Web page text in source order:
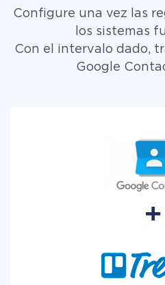
Configure una vez las
los sistemas
Con el intervalo dado,
Google